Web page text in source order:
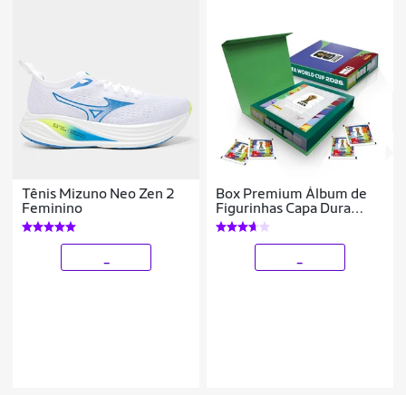
Tênis Mizuno Neo Zen 2
Feminino
Box Premium Álbum de
Figurinhas Capa Dura
Copa do Mundo FIFA2026
EUA 50 Pacotes
Figurinhas Panini